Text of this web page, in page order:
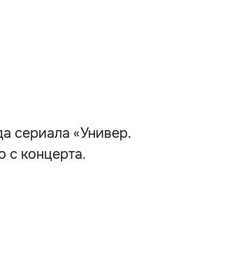
сериала «Универ.
с концерта.